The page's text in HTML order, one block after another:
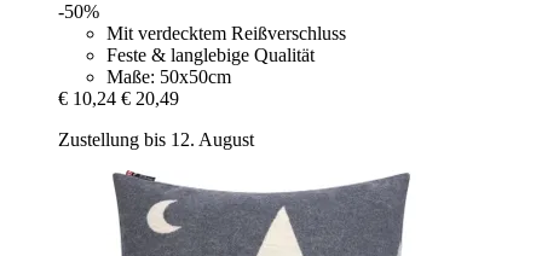
-50%
Mit verdecktem Reißverschluss
Feste & langlebige Qualität
Maße: 50x50cm
€ 10,24 € 20,49
Zustellung bis 12. August